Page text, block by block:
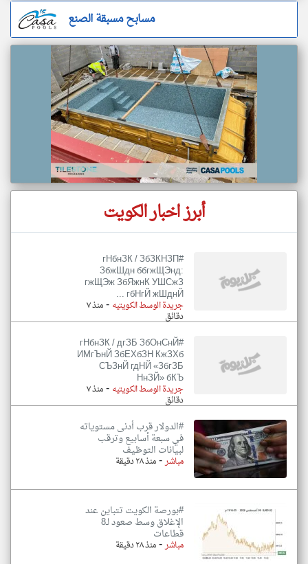
مسابح مسبقة الصنع
أبرز اخبار الكويت
#гНбнЗК / ЗбЗКНЗП
ЗбжШдн ббгжЩЭнд:
гжЩЭж ЗбЯжнК УШСжЗ
гбНгЙ жШднЙ ...
جريدة الوسط الكويتيه - منذ ٧
دقائق
#гНбнЗК / дгЗБ ЗбОнСнЙ
ИМгЪнЙ ЗбЕХбЗН КжЗХб
СЪЗнЙ гдНЙ «ЗбгЗБ
НнЗЙ» бКЪ
جريدة الوسط الكويتيه - منذ ٧
دقائق
#الدولار قرب أدنى مستوياته
في سبعة أسابيع وترقب
لبيانات التوظيف
مباشر-منذ ٢٨ دقيقة
#بورصة الكويت تتباين عند
الإغلاق وسط صعود لـ8
قطاعات
مباشر-منذ ٢٨ دقيقة